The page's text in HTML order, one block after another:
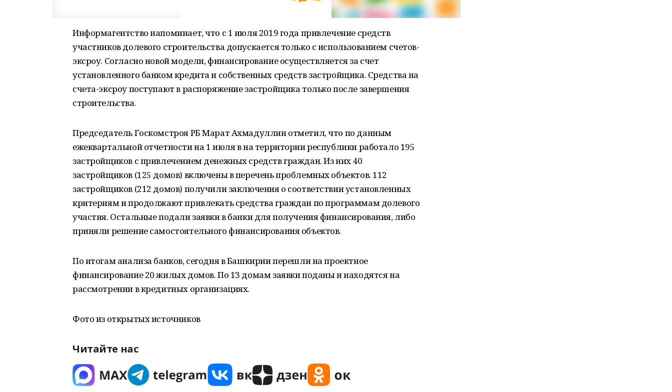
Информагентство напоминает, что с 1 июля 2019 года привлечение средств
участников долевого строительства допускается только с использованием счетов-
эксроу. Согласно новой модели, финансирование осуществляется за счет
установленного банком кредита и собственных средств застройщика. Средства на
счета-эксроу поступают в распоряжение застройщика только после завершения
строительства.
Председатель Госкомстроя РБ Марат Ахмадуллин отметил, что по данным
ежеквартальной отчетности на 1 июля в на территории республики работало 195
застройщиков с привлечением денежных средств граждан. Из них 40
застройщиков (125 домов) включены в перечень проблемных объектов. 112
застройщиков (212 домов) получили заключения о соответствии установленных
критериям и продолжают привлекать средства граждан по программам долевого
участия. Остальные подали заявки в банки для получения финансирования, либо
приняли решение самостоятельного финансирования объектов.
По итогам анализа банков, сегодня в Башкирии перешли на проектное
финансирование 20 жилых домов. По 13 домам заявки поданы и находятся на
рассмотрении в кредитных организациях.
Фото из открытых источников
Читайте нас